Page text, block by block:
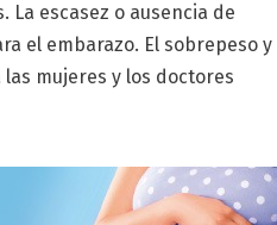
escasez o ausencia de
el embarazo. El sobrepeso y
mujeres y los doctores